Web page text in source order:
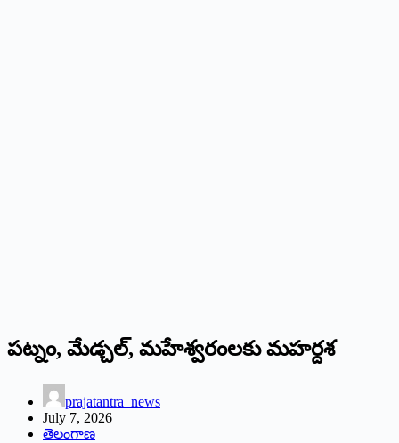
పట్నం, మేడ్చల్‌, ‌మహేశ్వరంలకు మహర్దశ
prajatantra_news
July 7, 2026
తెలంగాణ